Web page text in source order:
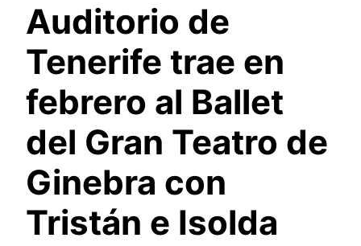
Auditorio de
Tenerife trae en
febrero al Ballet
del Gran Teatro de
Ginebra con
Tristán e Isolda